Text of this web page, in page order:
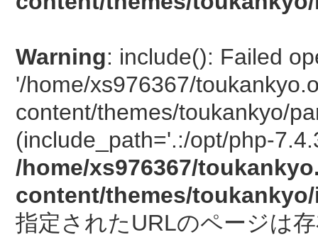
Warning: include(): Failed
'/home/xs976367/
content/themes/toukankyo/
(include_path='.:/opt/php-
/home/xs976367/
content/themes/
指定されたURLのページは